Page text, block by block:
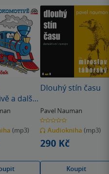
a další
o
(mp3)
Dlouhý stín času
Pavel Nauman
0.0
z
5
hvězdiček
Audiokniha (mp3)
290 Kč
Koupit